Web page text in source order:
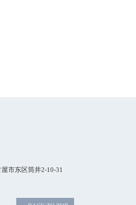
市东区筒井2-10-31